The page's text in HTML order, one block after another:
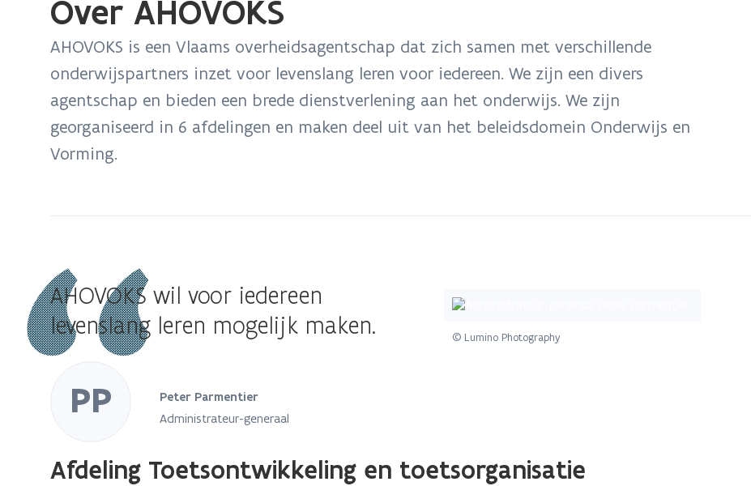
bevindt
Over
AHOVOKS
Over AHOVOKS
AHOVOKS is een Vlaams overheidsagentschap dat zich samen met verschillende
onderwijspartners inzet voor levenslang leren voor iedereen. We zijn een divers
agentschap en bieden een brede dienstverlening aan het onderwijs. We zijn
georganiseerd in 6 afdelingen en maken deel uit van het beleidsdomein Onderwijs en
Vorming.
AHOVOKS wil voor iedereen
levenslang leren mogelijk maken.
PP Peter Parmentier
Administrateur-generaal
© Lumino Photography
Afdeling Toetsontwikkeling en toetsorganisatie